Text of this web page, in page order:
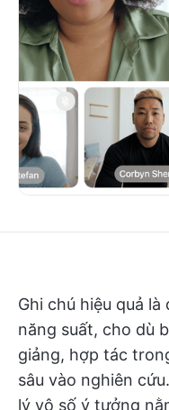
Ghi chú hiệu quả
năng suất, cho dù
giảng, hợp tác
sâu vào nghiên
lý vô số ý tưởng